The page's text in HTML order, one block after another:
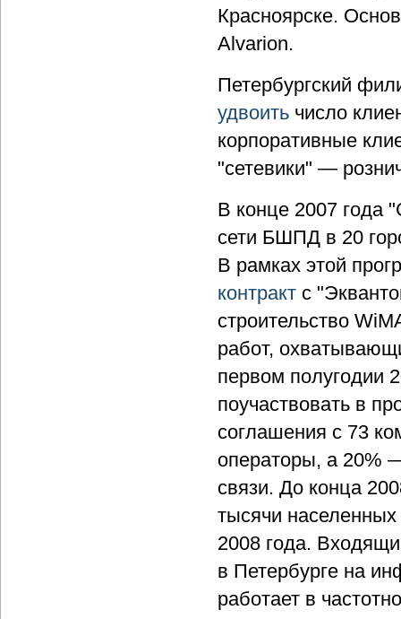
Красноярске.
Alvarion.
Петербургский
удвоить число
корпоративные
"сетевики" —
В конце 2007 года
сети БШПД в 20
В рамках этой
контракт с
строительство
работ,
первом полугодии
поучаствовать в
соглашения с 73
операторы, а 20%
связи. До конца
тысячи населенных
2008 года.
в Петербурге на
работает в